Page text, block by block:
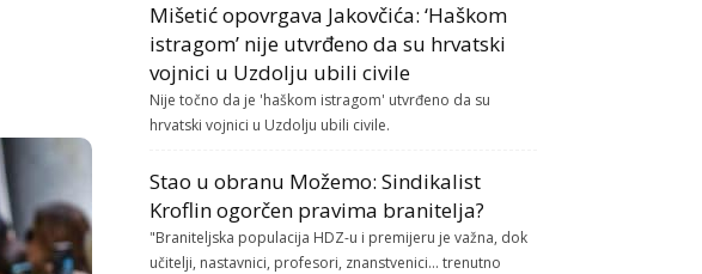
Mišetić opovrgava Jakovčića: ‘Haškom
istragom’ nije utvrđeno da su hrvatski
vojnici u Uzdolju ubili civile
Nije točno da je 'haškom istragom' utvrđeno da su
hrvatski vojnici u Uzdolju ubili civile.
Stao u obranu Možemo: Sindikalist
Kroflin ogorčen pravima branitelja?
"Braniteljska populacija HDZ-u i premijeru je važna, dok
učitelji, nastavnici, profesori, znanstvenici... trenutno